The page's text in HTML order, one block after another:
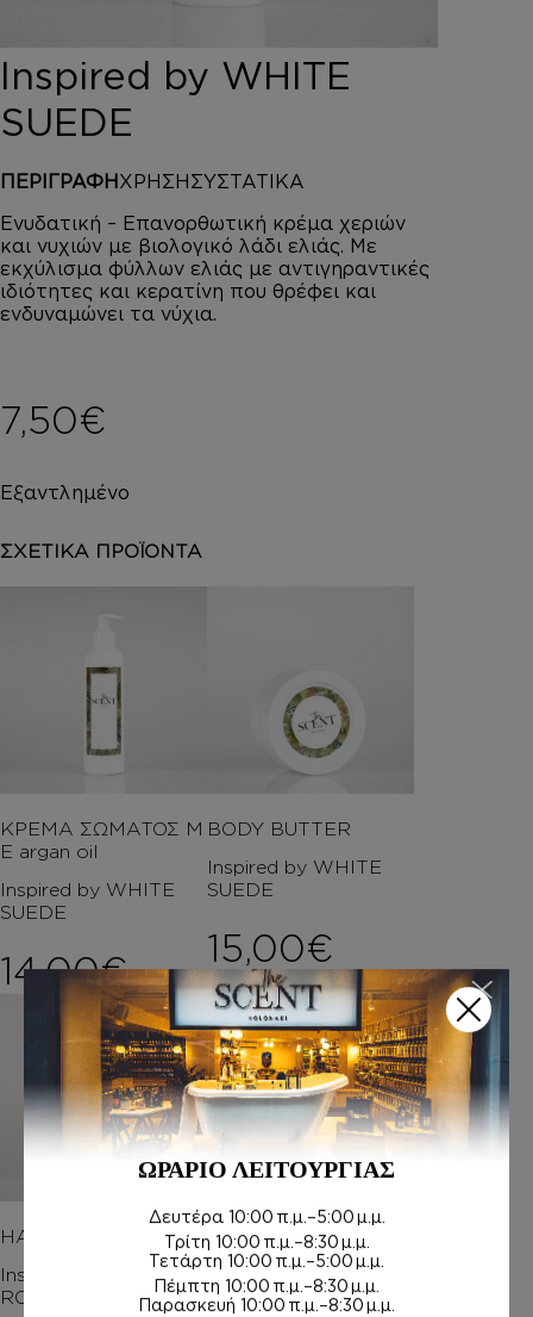
HOROMIA
SPECIAL OFFERS
ΚΑΛΑΘΙ
Inspired by WHITE
SUEDE
ΠΕΡΙΓΡΑΦΗ ΧΡΗΣΗ ΣΥΣΤΑΤΙΚΑ
Ενυδατική – Επανορθωτική κρέμα χεριών
και νυχιών με βιολογικό λάδι ελιάς. Με
εκχύλισμα φύλλων ελιάς με αντιγηραντικές
ιδιότητες και κερατίνη που θρέφει και
ενδυναμώνει τα νύχια.
7,50€
Εξαντλημένο
ΣΧΕΤΙΚΑ ΠΡΟΪΟΝΤΑ
ΚΡΕΜΑ ΣΩΜΑΤΟΣ Μ
Ε argan oil
Inspired by WHITE
SUEDE
14,00€
BODY BUTTER
Inspired by WHITE
SUEDE
15,00€
HAND CREAM
Inspired by CAFE
ROSE (2023)
ΑΦΡΟΛΟΥΤΡΑ
Inspired by VANILLA
SEX
6,00 € –
8,00€Price
ΩΡΑΡΙΟ ΛΕΙΤΟΥΡΓΙΑΣ
Δευτέρα 10:00 π.μ.–5:00 μ.μ.
Τρίτη 10:00 π.μ.–8:30 μ.μ.
Τετάρτη 10:00 π.μ.–5:00 μ.μ.
Πέμπτη 10:00 π.μ.–8:30 μ.μ.
Παρασκευή 10:00 π.μ.–8:30 μ.μ.